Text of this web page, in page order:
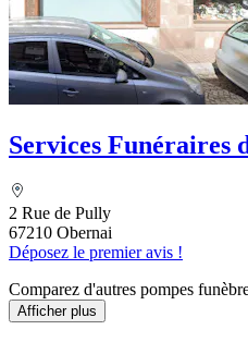
Services Funéraires
2 Rue de Pully
67210 Obernai
Déposez le premier avis !
Comparez d'autres pompes
Afficher plus